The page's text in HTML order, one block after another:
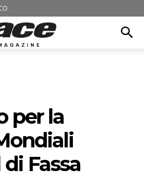
per la
Fassa